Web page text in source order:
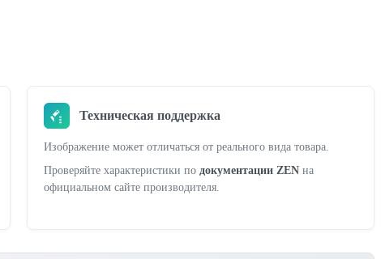
Техническая поддержка
Изображение может отличаться от реального вида товара.
Проверяйте характеристики по документации ZENна
официальном сайте производителя.